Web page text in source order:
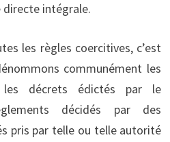
directe intégrale.
les règles coercitives, c’est
communément les
décrets édictés par le
décidés par des
pris par telle ou telle autorité